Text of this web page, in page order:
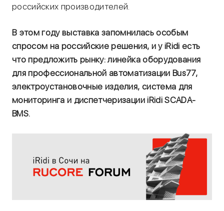
российских производителей.
В этом году выставка запомнилась особым
спросом на российские решения, и у iRidi есть
что предложить рынку: линейка оборудования
для профессиональной автоматизации Bus77,
электроустановочные изделия, система для
мониторинга и диспетчеризации iRidi SCADA-
BMS.